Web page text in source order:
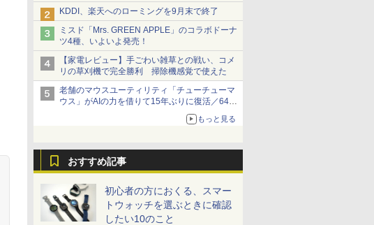
ショーツは1990円に
KDDI、楽天へのローミングを9月末で終了
ミスド「Mrs. GREEN APPLE」のコラボドーナ
ツ4種、いよいよ発売！
【家電レビュー】手ごわい雑草との戦い、コメ
リの草刈機で完全勝利 掃除機感覚で使えた
老舗のマウスユーティリティ「チューチューマ
ウス」がAIの力を借りて15年ぶりに復活／64bit
化、Windows 10/11、「Chrome」も走り回
る。復活記念で2026年末まで500円
もっと見る
おすすめ記事
初心者の方におくる、スマー
トウォッチを選ぶときに確認
したい10のこと